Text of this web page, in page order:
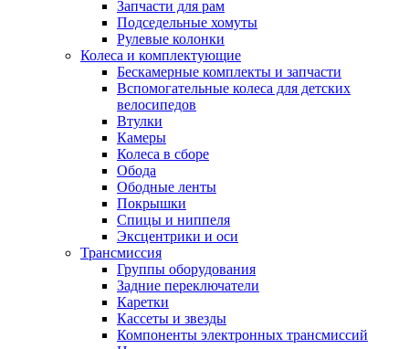
Запчасти для рам
Подседельные хомуты
Рулевые колонки
Колеса и комплектующие
Бескамерные комплекты и запчасти
Вспомогательные колеса для детских
велосипедов
Втулки
Камеры
Колеса в сборе
Обода
Ободные ленты
Покрышки
Спицы и ниппеля
Эксцентрики и оси
Трансмиссия
Группы оборудования
Задние переключатели
Каретки
Кассеты и звезды
Компоненты электронных трансмиссий